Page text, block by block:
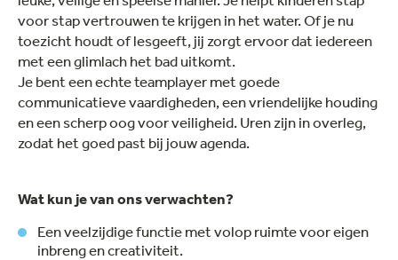
voor stap vertrouwen te krijgen in het water. Of je nu
toezicht houdt of lesgeeft, jij zorgt ervoor dat iedereen
met een glimlach het bad uitkomt.
Je bent een echte teamplayer met goede
communicatieve vaardigheden, een vriendelijke houding
en een scherp oog voor veiligheid. Uren zijn in overleg,
zodat het goed past bij jouw agenda.
Wat kun je van ons verwachten?
Een veelzijdige functie met volop ruimte voor eigen
inbreng en creativiteit.